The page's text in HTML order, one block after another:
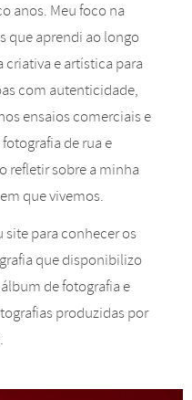
anos. Meu foco na
que aprendi ao longo
criativa e artística para
com autenticidade,
ensaios comerciais e
de rua e
refletir sobre a minha
que vivemos.
para conhecer os
que disponibilizo
de fotografia e
produzidas por